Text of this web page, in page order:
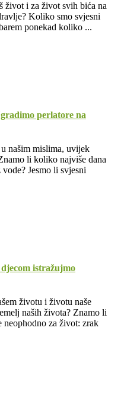
život i za život svih bića na
Koliko smo svjesni
ponekad koliko ...
perlatore na
našim mislima, uvijek
li koliko najviše dana
Jesmo li svjesni
istražujmo
životu i životu naše
naših života? Znamo li
neophodno za život: zrak